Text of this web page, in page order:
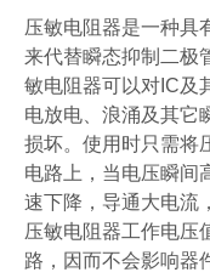
压敏电阻器是一种具
来代替瞬态抑制二极
敏电阻器可以对 IC及
电放电、浪涌及其它
损坏。使用时只需将
电路上，当电压瞬间
速下降，导通大电流
压敏电阻器工作电压
路，因而不会影响器